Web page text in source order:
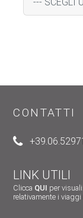
CONTATTI
LINK UTILI
Clicca QUI per
relativamente i